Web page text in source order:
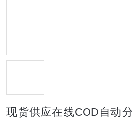
现货供应在线COD自动